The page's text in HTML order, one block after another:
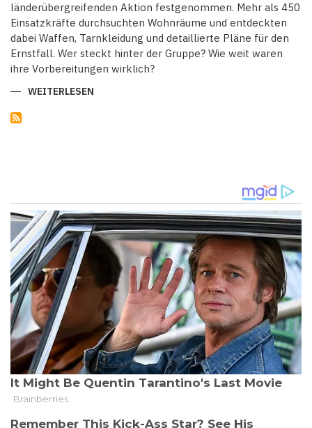
länderübergreifenden Aktion festgenommen. Mehr als 450
Einsatzkräfte durchsuchten Wohnräume und entdeckten
dabei Waffen, Tarnkleidung und detaillierte Pläne für den
Ernstfall. Wer steckt hinter der Gruppe? Wie weit waren
ihre Vorbereitungen wirklich?
WEITERLESEN